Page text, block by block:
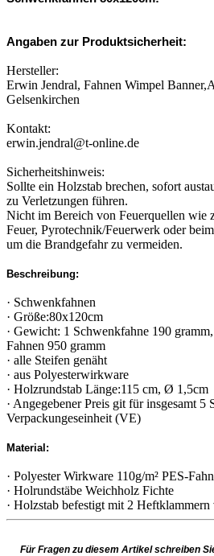
Angaben zur Produktsicherheit:
Hersteller:
Erwin Jendral, Fahnen Wimpel
Gelsenkirchen
Kontakt:
erwin.jendral@t-online.de
Sicherheitshinweis:
Sollte ein Holzstab brechen, sofort
zu Verletzungen führen.
Nicht im Bereich von Feuerquellen wie
Feuer, Pyrotechnik/Feuerwerk oder
um die Brandgefahr zu vermeiden.
Beschreibung:
· Schwenkfahnen
· Größe:80x120cm
· Gewicht: 1 Schwenkfahne 190
Fahnen 950 gramm
· alle Steifen genäht
· aus Polyesterwirkware
· Holzrundstab Länge:115 cm, Ø 1,5cm
· Angegebener Preis git für insgesamt 5
Verpackungeseinheit (VE)
Material:
· Polyester Wirkware 110g/m² PES-
· Holrundstäbe Weichholz Fichte
· Holzstab befestigt mit 2
Für Fragen zu diesem Artikel schreiben